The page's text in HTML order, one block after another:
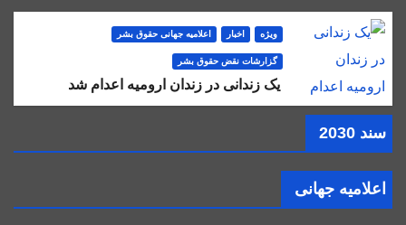
ویژه اخبار اعلاميه جهانی حقوق بشر
گزارشات نقض حقوق بشر
یک زندانی در زندان ارومیه اعدام شد
سند 2030
اعلامیه جهانی